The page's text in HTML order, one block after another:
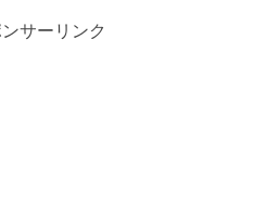
サーリンク